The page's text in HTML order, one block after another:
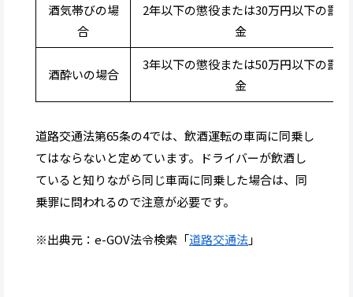
酒気帯びの場
合
2年以下の懲役または30万円以下の罰
金
酒酔いの場合
3年以下の懲役または50万円以下の罰
金
道路交通法第65条の4では、飲酒運転の車両に同乗し
てはならないと定めています。ドライバーが飲酒し
ていると知りながら同じ車両に同乗した場合は、同
乗罪に問われるので注意が必要です。
※出典元：e-GOV法令検索「道路交通法」